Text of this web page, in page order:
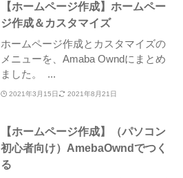
【ホームページ作成】ホームペー
ジ作成＆カスタマイズ
ホームページ作成とカスタマイズの
メニューを、Amaba Owndにまとめ
ました。 ...
2021年3月15日 2021年8月21日
【ホームページ作成】（パソコン
初心者向け）AmebaOwndでつく
る